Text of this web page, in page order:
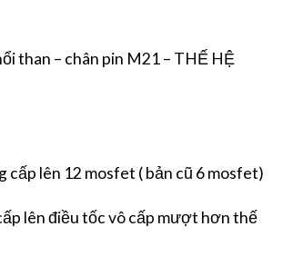
than – chân pin M21 – THẾ HỆ
cấp lên 12 mosfet ( bản cũ 6 mosfet)
lên điều tốc vô cấp mượt hơn thế